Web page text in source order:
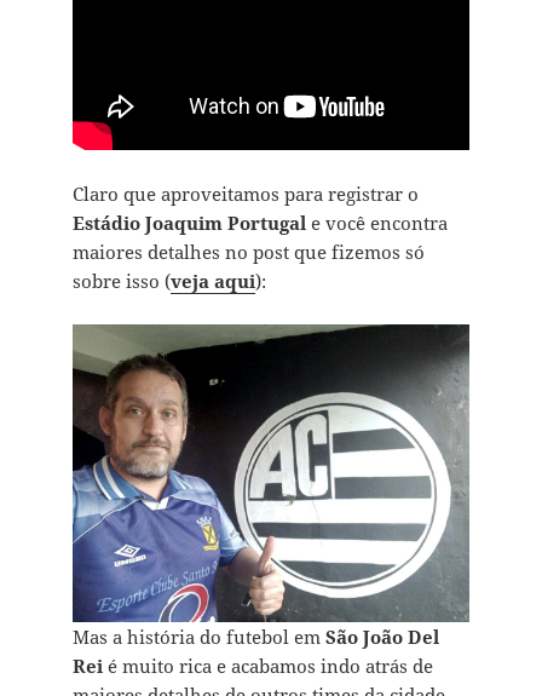
Claro que aproveitamos para registrar o
Estádio Joaquim Portugale você encontra
maiores detalhes no post que fizemos só
sobre isso (veja aqui):
Mas a história do futebol em São João Del
Reié muito rica e acabamos indo atrás de